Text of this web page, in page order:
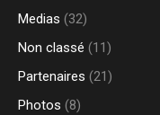
Medias (32)
Non classé (11)
Partenaires (21)
Photos (8)